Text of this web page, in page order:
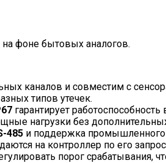
фоне бытовых аналогов.
каналов и совместим с
типов утечек.
гарантирует
нагрузки без
485 и поддержка промышленного
на контроллер по его
порог срабатывания,